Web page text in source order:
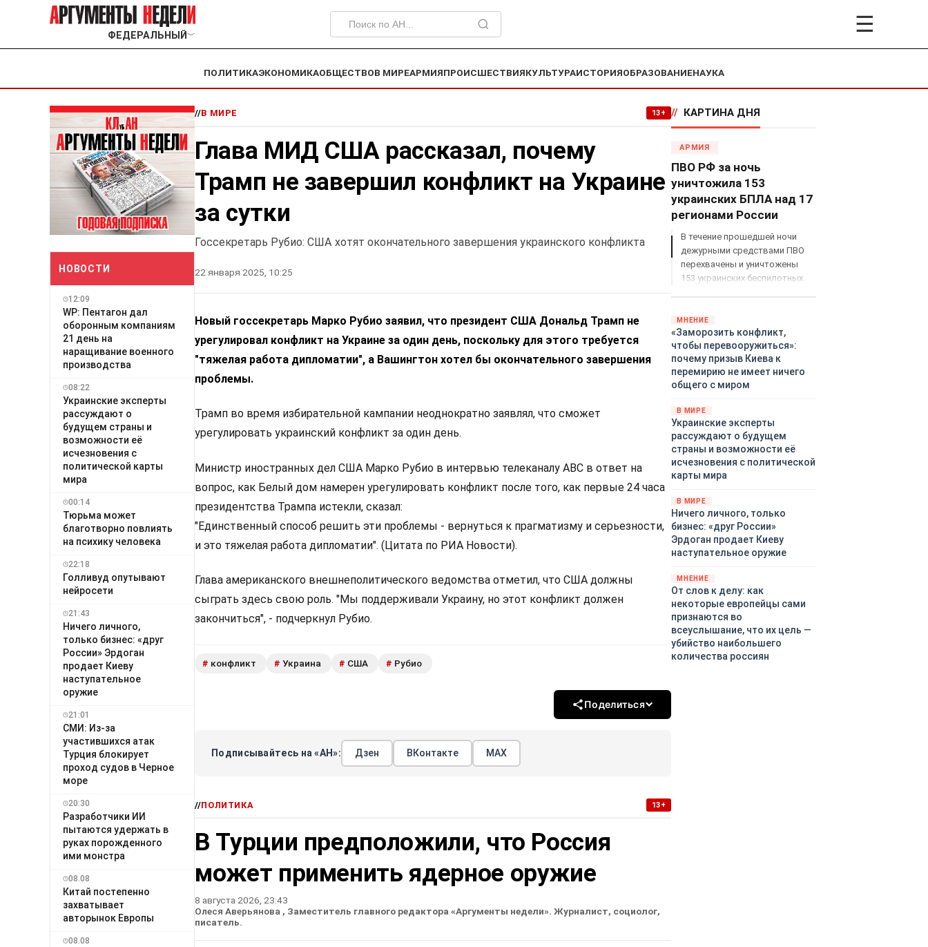
ФЕДЕРАЛЬНЫЙ ﹀ ☰
ПОЛИТИКАЭКОНОМИКАОБЩЕСТВОВ МИРЕАРМИЯПРОИСШЕСТВИЯКУЛЬТУРАИСТОРИЯОБРАЗОВАНИЕНАУКА
НОВОСТИ
12:09
WP: Пентагон дал
оборонным компаниям
21 день на
наращивание военного
производства
08:22
Украинские эксперты
рассуждают о
будущем страны и
возможности её
исчезновения с
политической карты
мира
00:14
Тюрьма может
благотворно повлиять
на психику человека
22:18
Голливуд опутывают
нейросети
21:43
Ничего личного,
только бизнес: «друг
России» Эрдоган
продает Киеву
наступательное
оружие
21:01
СМИ: Из-за
участившихся атак
Турция блокирует
проход судов в Черное
море
20:30
Разработчики ИИ
пытаются удержать в
руках порожденного
ими монстра
08.08
Китай постепенно
захватывает
авторынок Европы
08.08
//В МИРЕ 13+
Глава МИД США рассказал, почему
Трамп не завершил конфликт на Украине
за сутки
Госсекретарь Рубио: США хотят окончательного завершения украинского конфликта
22 января 2025, 10:25
Новый госсекретарь Марко Рубио заявил, что президент США Дональд Трамп не
урегулировал конфликт на Украине за один день, поскольку для этого требуется
"тяжелая работа дипломатии", а Вашингтон хотел бы окончательного завершения
проблемы.
Трамп во время избирательной кампании неоднократно заявлял, что сможет
урегулировать украинский конфликт за один день.
Министр иностранных дел США Марко Рубио в интервью телеканалу ABC в ответ на
вопрос, как Белый дом намерен урегулировать конфликт после того, как первые 24 часа
президентства Трампа истекли, сказал:
"Единственный способ решить эти проблемы - вернуться к прагматизму и серьезности,
и это тяжелая работа дипломатии". (Цитата по РИА Новости).
Глава американского внешнеполитического ведомства отметил, что США должны
сыграть здесь свою роль. "Мы поддерживали Украину, но этот конфликт должен
закончиться", - подчеркнул Рубио.
# конфликт # Украина # США # Рубио
Поделиться
Подписывайтесь на «АН»: Дзен ВКонтакте МАХ
//ПОЛИТИКА 13+
В Турции предположили, что Россия
может применить ядерное оружие
8 августа 2026, 23:43
Олеся Аверьянова , Заместитель главного редактора «Аргументы недели». Журналист, социолог,
писатель.
// КАРТИНА ДНЯ
АРМИЯ
ПВО РФ за ночь
уничтожила 153
украинских БПЛА над 17
регионами России
В течение прошедшей ночи
дежурными средствами ПВО
перехвачены и уничтожены
153 украинских беспилотных
территориями Белгородской,
Брянской, Владимирской,
Воронежской, Калужской,
Курской, Липецкой,
Орловской, Ростовской,
Рязанской, Самарской,
Тульской областей,
Московского региона,
Республики Крым, Республики
Татарстан, Краснодарского
края и над акваториями
МНЕНИЕ
«Заморозить конфликт,
чтобы перевооружиться»:
почему призыв Киева к
перемирию не имеет ничего
общего с миром
В МИРЕ
Украинские эксперты
рассуждают о будущем
страны и возможности её
исчезновения с политической
карты мира
В МИРЕ
Ничего личного, только
бизнес: «друг России»
Эрдоган продает Киеву
наступательное оружие
МНЕНИЕ
От слов к делу: как
некоторые европейцы сами
признаются во
всеуслышание, что их цель —
убийство наибольшего
количества россиян